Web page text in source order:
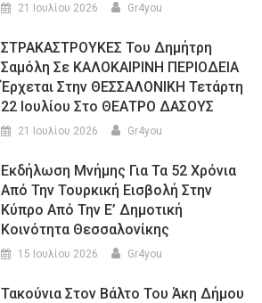
21 Ιουλίου 2026 Gr4you
ΣΤΡΑΚΑΣΤΡΟΥΚΕΣ Του Δημήτρη
Σαμόλη Σε ΚΑΛΟΚΑΙΡΙΝΗ ΠΕΡΙΟΔΕΙΑ
Έρχεται Στην ΘΕΣΣΑΛΟΝΙΚΗ Τετάρτη
22 Ιουλίου Στο ΘΕΑΤΡΟ ΔΑΣΟΥΣ
21 Ιουλίου 2026 Gr4you
Εκδήλωση Μνήμης Για Τα 52 Χρόνια
Από Την Τουρκική Εισβολή Στην
Κύπρο Από Την Ε’ Δημοτική
Κοινότητα Θεσσαλονίκης
15 Ιουλίου 2026 Gr4you
Τακούνια Στον Βάλτο Του Άκη Δήμου